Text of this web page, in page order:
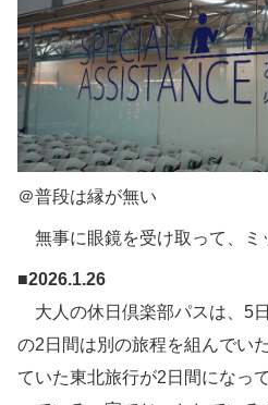
＠普段は縁が無い
無事に眼鏡を受け取って、ミ
■2026.1.26
大人の休日倶楽部パスは、5
の2日間は別の旅程を組んでい
ていた東北旅行が2日間になっ